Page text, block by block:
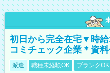
初日から完全在宅▼時
コミチェック企業＊資
派遣 職種未経験OK ブランクOK